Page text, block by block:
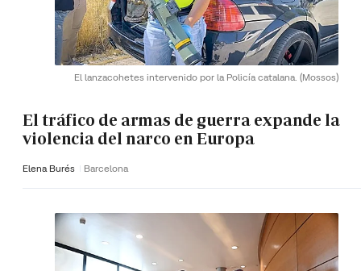
El lanzacohetes intervenido por la Policía catalana. (Mossos)
El tráfico de armas de guerra expande la
violencia del narco en Europa
Elena Burés Barcelona